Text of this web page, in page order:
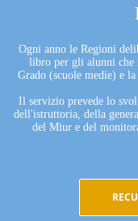
Ogni anno le Regioni
libro per gli alunni che
Grado (scuole medie) e
Il servizio prevede lo
dell'istruttoria, della
del Miur e del